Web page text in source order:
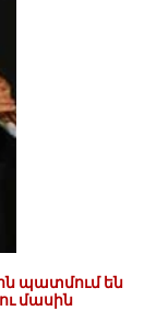
պատմում են
մասին